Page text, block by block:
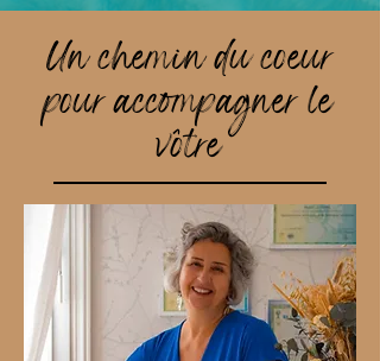
Un chemin du coeur
pour accompagner le
vôtre